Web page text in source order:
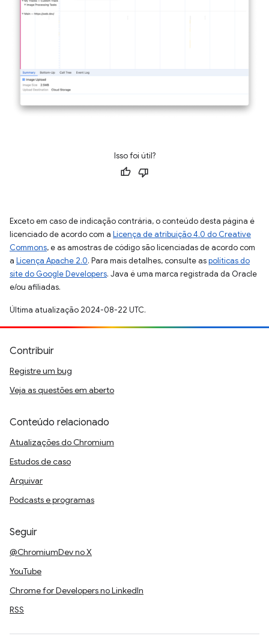
Isso foi útil?
Exceto em caso de indicação contrária, o conteúdo desta página é
licenciado de acordo com a Licença de atribuição 4.0 do Creative
Commons, e as amostras de código são licenciadas de acordo com
a Licença Apache 2.0. Para mais detalhes, consulte aspolíticas do
site do Google Developers. Java é uma marca registrada da Oracle
e/ou afiliadas.
Última atualização 2024-08-22 UTC.
Contribuir
Registre um bug
Veja as questões em aberto
Conteúdo relacionado
Atualizações do Chromium
Estudos de caso
Arquivar
Podcasts e programas
Seguir
@ChromiumDev no X
YouTube
Chrome for Developers no LinkedIn
RSS